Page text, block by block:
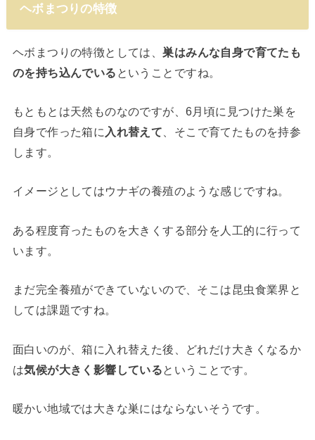
ヘボまつりの特徴
ヘボまつりの特徴としては、巣はみんな自身で育てたも
のを持ち込んでいる ということですね。
もともとは天然ものなのですが、6月頃に見つけた巣を
自身で作った箱に 入れ替えて 、そこで育てたものを持参
します。
イメージとしてはウナギの養殖のような感じですね。
ある程度育ったものを大きくする部分を人工的に行って
います。
まだ完全養殖ができていないので、そこは昆虫食業界と
しては課題ですね。
面白いのが、箱に入れ替えた後、どれだけ大きくなるか
は気候が大きく影響している ということです。
暖かい地域では大きな巣にはならないそうです。